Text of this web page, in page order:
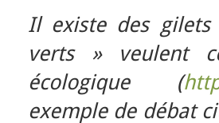
Il existe des gilets
verts » veulent
écologique (
exemple de débat